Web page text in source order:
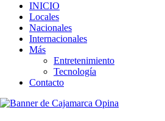
INICIO
Locales
Nacionales
Internacionales
Más
Entretenimiento
Tecnología
Contacto